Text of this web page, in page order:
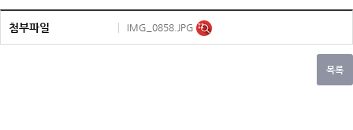
첨부파일 IMG_0858.JPG